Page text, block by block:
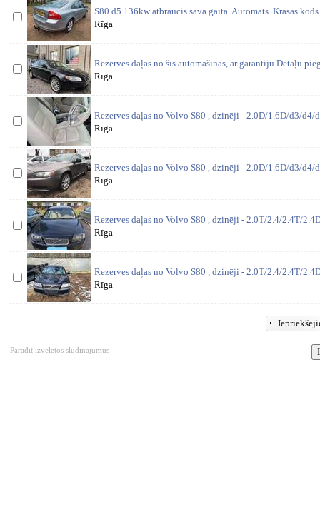
S80 d5 136kw atbraucis savā gaitā. Automāts. Krāsas
Rīga
Rezerves daļas no šīs automašīnas, ar garantiju Detaļu
Rīga
Rezerves daļas no Volvo S80 , dzinēji - 2.0D/1.6D/d3/d4/
Rīga
Rezerves daļas no Volvo S80 , dzinēji - 2.0D/1.6D/d3/d4/
Rīga
Rezerves daļas no Volvo S80 , dzinēji - 2.0T/2.4/2.4T/
Rīga
Rezerves daļas no Volvo S80 , dzinēji - 2.0T/2.4/2.4T/
Rīga
Parādīt izvēlētos sludinājumus